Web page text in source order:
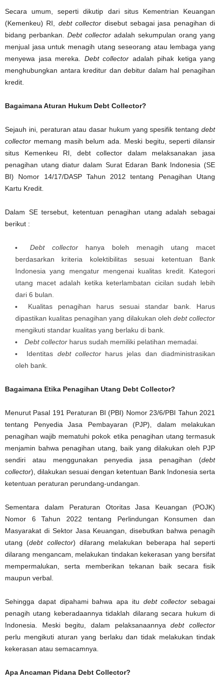
Secara umum, seperti dikutip dari situs Kementrian Keuangan
(Kemenkeu) RI, debt collector disebut sebagai jasa penagihan di
bidang perbankan. Debt collector adalah sekumpulan orang yang
menjual jasa untuk menagih utang seseorang atau lembaga yang
menyewa jasa mereka. Debt collector adalah pihak ketiga yang
menghubungkan antara kreditur dan debitur dalam hal penagihan
kredit.
Bagaimana Aturan Hukum Debt Collector?
Sejauh ini, peraturan atau dasar hukum yang spesifik tentang debt
collector memang masih belum ada. Meski begitu, seperti dilansir
situs Kemenkeu RI, debt collector dalam melaksanakan jasa
penagihan utang diatur dalam Surat Edaran Bank Indonesia (SE
BI) Nomor 14/17/DASP Tahun 2012 tentang Penagihan Utang
Kartu Kredit.
Dalam SE tersebut, ketentuan penagihan utang adalah sebagai
berikut :
Debt collector hanya boleh menagih utang macet
berdasarkan kriteria kolektibilitas sesuai ketentuan Bank
Indonesia yang mengatur mengenai kualitas kredit. Kategori
utang macet adalah ketika keterlambatan cicilan sudah lebih
dari 6 bulan.
Kualitas penagihan harus sesuai standar bank. Harus
dipastikan kualitas penagihan yang dilakukan oleh debt collector
mengikuti standar kualitas yang berlaku di bank.
Debt collector harus sudah memiliki pelatihan memadai.
Identitas debt collectorharus jelas dan diadministrasikan
oleh bank.
Bagaimana Etika Penagihan Utang Debt Collector?
Menurut Pasal 191 Peraturan BI (PBI) Nomor 23/6/PBI Tahun 2021
tentang Penyedia Jasa Pembayaran (PJP), dalam melakukan
penagihan wajib mematuhi pokok etika penagihan utang termasuk
menjamin bahwa penagihan utang, baik yang dilakukan oleh PJP
sendiri atau menggunakan penyedia jasa penagihan (debt
collector), dilakukan sesuai dengan ketentuan Bank Indonesia serta
ketentuan peraturan perundang-undangan.
Sementara dalam Peraturan Otoritas Jasa Keuangan (POJK)
Nomor 6 Tahun 2022 tentang Perlindungan Konsumen dan
Masyarakat di Sektor Jasa Keuangan, disebutkan bahwa penagih
utang (debt collector) dilarang melakukan beberapa hal seperti
dilarang mengancam, melakukan tindakan kekerasan yang bersifat
mempermalukan, serta memberikan tekanan baik secara fisik
maupun verbal.
Sehingga dapat dipahami bahwa apa itu debt collector sebagai
penagih utang keberadaannya tidaklah dilarang secara hukum di
Indonesia. Meski begitu, dalam pelaksanaannyadebt
collector
perlu mengikuti aturan yang berlaku dan tidak melakukan tindak
kekerasan atau semacamnya.
Apa Ancaman Pidana Debt Collector?